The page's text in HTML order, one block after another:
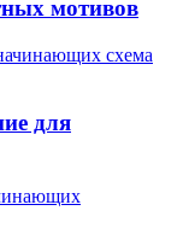
мотивов
для